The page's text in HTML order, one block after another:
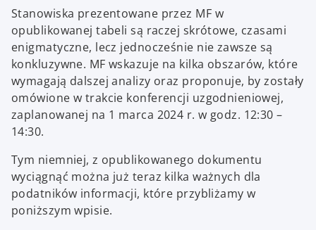
Stanowiska prezentowane przez MF w
opublikowanej tabeli są raczej skrótowe, czasami
enigmatyczne, lecz jednocześnie nie zawsze są
konkluzywne. MF wskazuje na kilka obszarów, które
wymagają dalszej analizy oraz proponuje, by zostały
omówione w trakcie konferencji uzgodnieniowej,
zaplanowanej na 1 marca 2024 r. w godz. 12:30 –
14:30.
Tym niemniej, z opublikowanego dokumentu
wyciągnąć można już teraz kilka ważnych dla
podatników informacji, które przybliżamy w
poniższym wpisie.